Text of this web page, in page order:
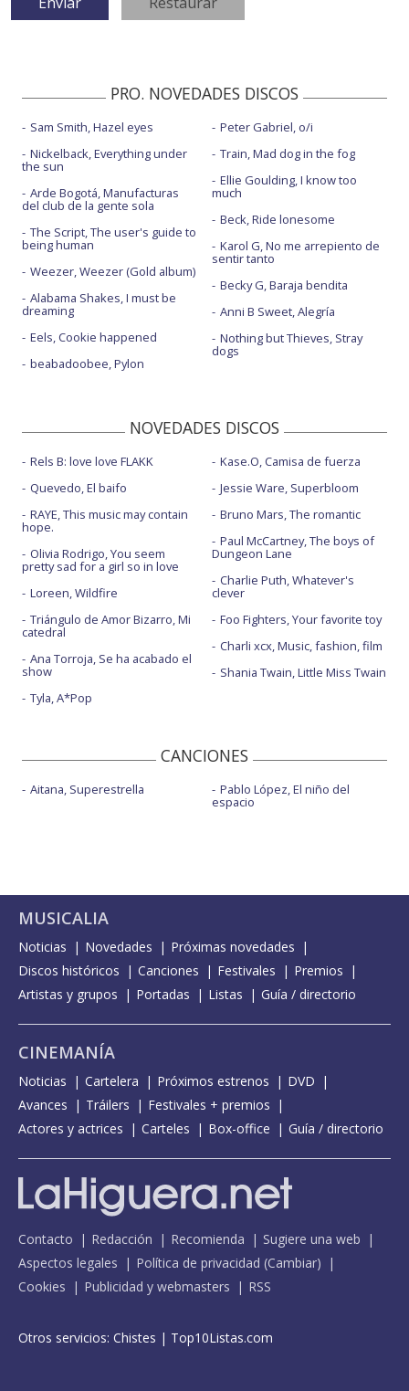
PRO. NOVEDADES DISCOS
Sam Smith, Hazel eyes
Nickelback, Everything under
the sun
Arde Bogotá, Manufacturas
del club de la gente sola
The Script, The user's guide to
being human
Weezer, Weezer (Gold album)
Alabama Shakes, I must be
dreaming
Eels, Cookie happened
beabadoobee, Pylon
Peter Gabriel, o/i
Train, Mad dog in the fog
Ellie Goulding, I know too
much
Beck, Ride lonesome
Karol G, No me arrepiento de
sentir tanto
Becky G, Baraja bendita
Anni B Sweet, Alegría
Nothing but Thieves, Stray
dogs
NOVEDADES DISCOS
Rels B: love love FLAKK
Quevedo, El baifo
RAYE, This music may contain
hope.
Olivia Rodrigo, You seem
pretty sad for a girl so in love
Loreen, Wildfire
Triángulo de Amor Bizarro, Mi
catedral
Ana Torroja, Se ha acabado el
show
Tyla, A*Pop
Kase.O, Camisa de fuerza
Jessie Ware, Superbloom
Bruno Mars, The romantic
Paul McCartney, The boys of
Dungeon Lane
Charlie Puth, Whatever's
clever
Foo Fighters, Your favorite toy
Charli xcx, Music, fashion, film
Shania Twain, Little Miss Twain
CANCIONES
Aitana, Superestrella Pablo López, El niño del
espacio
MUSICALIA
Noticias Novedades
Próximas novedades
Discos históricos
Canciones Festivales
Premios
Artistas y grupos
Portadas Listas Guía / directorio
CINEMANÍA
Noticias Cartelera Próximos estrenos
DVD
Avances
Tráilers
Festivales + premios
Actores y actrices
Carteles Box-office Guía / directorio
Contacto Redacción Recomienda
Sugiere una web
Aspectos legales
Política de privacidad (Cambiar)
Cookies
Publicidad y webmasters RSS
Otros servicios: Chistes | Top10Listas.com